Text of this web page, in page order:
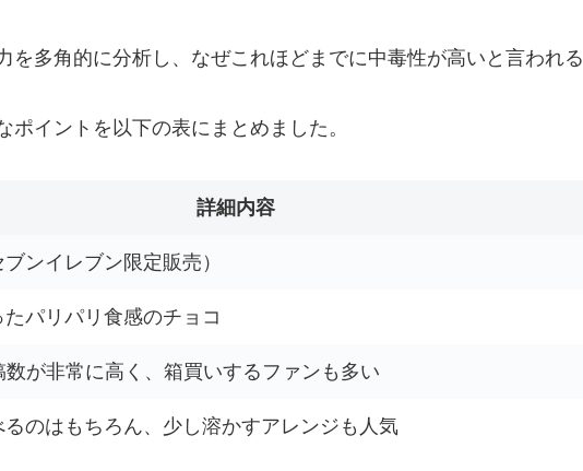
を多角的に分析し、なぜこれほどまでに中毒性が高いと言われる
ポイントを以下の表にまとめました。
詳細内容
ンイレブン限定販売）
パリパリ食感のチョコ
数が非常に高く、箱買いするファンも多い
るのはもちろん、少し溶かすアレンジも人気